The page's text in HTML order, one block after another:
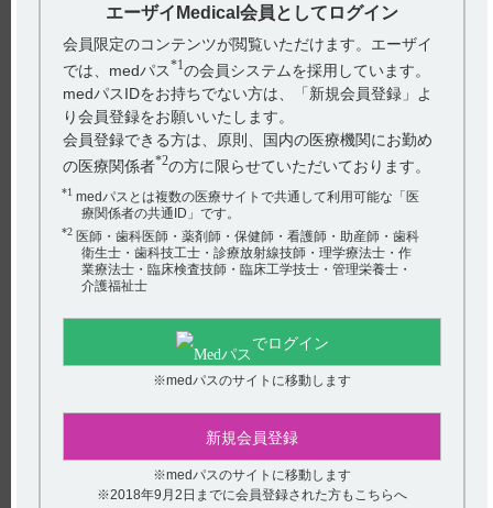
・本剤投与中は定期的に爪の異常がないか、観察を十分に行っ
てください。また、爪の異常が認められた場合には、担当の医
師や看護師、薬剤師に相談するよう患者を指導してください。
・爪囲炎、爪変色、爪甲剥離症等が認められた場合には、本剤
を休薬・減量するなど適切な処置を行ってください。
■対処法
異常が認められた場合は、「高リン血症、角膜障害及び網膜障
害、血液障害以外の休薬、減量及び中止基準」を参考に適切な
処置を行ってください。
・高リン血症、角膜障害及び網膜障害、血液障害以外の休薬、
減量及び中止基準（引用4）
（参考）日常生活の注意点（引用5）
以下の点を参考に、日常生活の注意点を説明してください。
・長時間にわたる水仕事を避ける
・爪や爪床に繰り返し摩擦や圧力がかからないよう注意する
・爪を噛んだり、短く切り過ぎないよう注意する
・保湿剤を塗布する、ゆったりとした靴下や靴をはく 等
■副作用の発現状況：国際共同第2相試験（201試験）
■副作用の発現までの期間：国際共同第2相試験（201試験）
■副作用の発現時期：国際共同第2相試験（201試験）
エーザイMedical会員としてログイン
会員限定のコンテンツが閲覧いただけます。エーザイ
では、medパス*1の会員システムを採用しています。
medパスIDをお持ちでない方は、「新規会員登録」よ
り会員登録をお願いいたします。
会員登録できる方は、原則、国内の医療機関にお勤め
の医療関係者*2の方に限らせていただいております。
*1 medパスとは複数の医療サイトで共通して利用可能な「医
療関係者の共通ID」です。
*2 医師・歯科医師・薬剤師・保健師・看護師・助産師・歯科
衛生士・歯科技工士・診療放射線技師・理学療法士・作
業療法士・臨床検査技師・臨床工学技士・管理栄養士・
介護福祉士
でログイン
※medパスのサイトに移動します
新規会員登録
※medパスのサイトに移動します
※2018年9月2日までに会員登録された方もこちらへ